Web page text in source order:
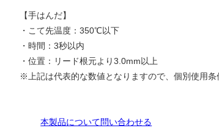
【手はんだ】
・こて先温度：350℃以下
・時間：3秒以内
・位置：リード根元より3.0mm以上
※上記は代表的な数値となりますので、個別使用条
本製品について問い合わせる